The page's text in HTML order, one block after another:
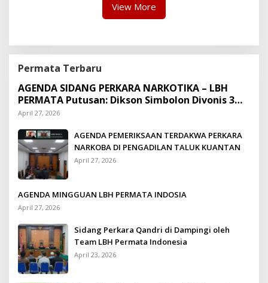
View More
Permata Terbaru
AGENDA SIDANG PERKARA NARKOTIKA – LBH
PERMATA Putusan: Dikson Simbolon Divonis 3
Tahun Penjara
April 27, 2026
AGENDA PEMERIKSAAN TERDAKWA PERKARA
NARKOBA DI PENGADILAN TALUK KUANTAN
April 27, 2026
AGENDA MINGGUAN LBH PERMATA INDOSIA
April 27, 2026
Sidang Perkara Qandri di Dampingi oleh
Team LBH Permata Indonesia
April 23, 2026